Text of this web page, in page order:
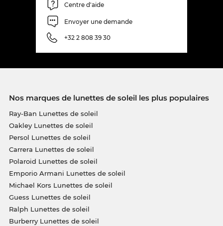
Centre d'aide
Envoyer une demande
+32 2 808 39 30
Nos marques de lunettes de soleil les plus populaires
Ray-Ban Lunettes de soleil
Oakley Lunettes de soleil
Persol Lunettes de soleil
Carrera Lunettes de soleil
Polaroid Lunettes de soleil
Emporio Armani Lunettes de soleil
Michael Kors Lunettes de soleil
Guess Lunettes de soleil
Ralph Lunettes de soleil
Burberry Lunettes de soleil